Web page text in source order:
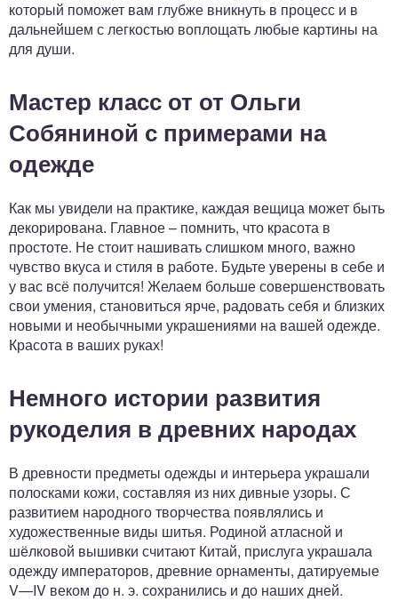
который поможет вам глубже вникнуть в процесс и в
дальнейшем с легкостью воплощать любые картины на
для души.
Мастер класс от от Ольги
Собяниной с примерами на
одежде
Как мы увидели на практике, каждая вещица может быть
декорирована. Главное – помнить, что красота в
простоте. Не стоит нашивать слишком много, важно
чувство вкуса и стиля в работе. Будьте уверены в себе и
у вас всё получится! Желаем больше совершенствовать
свои умения, становиться ярче, радовать себя и близких
новыми и необычными украшениями на вашей одежде.
Красота в ваших руках!
Немного истории развития
рукоделия в древних народах
В древности предметы одежды и интерьера украшали
полосками кожи, составляя из них дивные узоры. С
развитием народного творчества появлялись и
художественные виды шитья. Родиной атласной и
шёлковой вышивки считают Китай, прислуга украшала
одежду императоров, древние орнаменты, датируемые
V—IV веком до н. э. сохранились и до наших дней.